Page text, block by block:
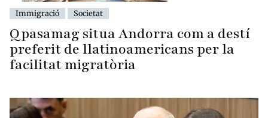
Immigració Societat
Qpasamag situa Andorra com a destí
preferit de llatinoamericans per la
facilitat migratòria